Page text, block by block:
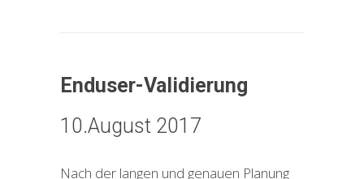
Enduser-Validierung
10.August 2017
Nach der langen und genauen Planung